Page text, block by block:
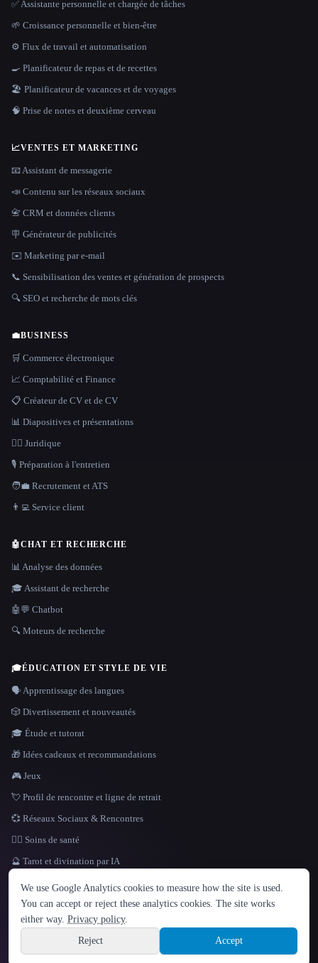
LANGUE
English español Français Русский 简体中文
Hindi
Sign up
✅ Assistante personnelle et chargée de tâches
🌱 Croissance personnelle et bien-être
⚙️ Flux de travail et automatisation
🍳 Planificateur de repas et de recettes
🏖 Planificateur de vacances et de voyages
🧠 Prise de notes et deuxième cerveau
📈VENTES ET MARKETING
📧 Assistant de messagerie
📣 Contenu sur les réseaux sociaux
📇 CRM et données clients
🪧 Générateur de publicités
✉️ Marketing par e-mail
📞 Sensibilisation des ventes et génération de prospects
🔍 SEO et recherche de mots clés
💼BUSINESS
🛒 Commerce électronique
📈 Comptabilité et Finance
📋 Créateur de CV et de CV
📊 Diapositives et présentations
👩‍⚖️ Juridique
🎙️ Préparation à l'entretien
🧑‍💼 Recrutement et ATS
👨‍💻 Service client
🤖CHAT ET RECHERCHE
📊 Analyse des données
🎓 Assistant de recherche
🤖💬 Chatbot
🔍 Moteurs de recherche
🎓ÉDUCATION ET STYLE DE VIE
🗣️ Apprentissage des langues
🎲 Divertissement et nouveautés
🎓 Étude et tutorat
🎁 Idées cadeaux et recommandations
🎮 Jeux
💘 Profil de rencontre et ligne de retrait
💞 Réseaux Sociaux & Rencontres
👩‍⚕️ Soins de santé
🔮 Tarot et divination par IA
Site information
© 2026 That AI Collection. Tous droits réservés.
politique de confidentialité
build de3d624c
We use Google Analytics cookies to measure how the site is used.
You can accept or reject these analytics cookies. The site works
either way. Privacy policy.
Reject
Accept